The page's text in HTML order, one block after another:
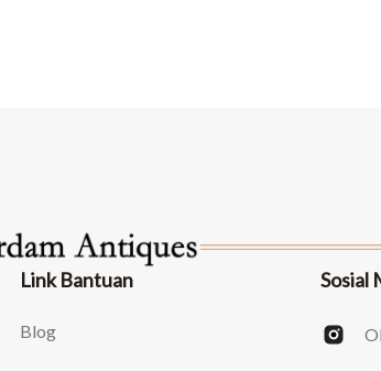
Link Bantuan
Blog
Sosial